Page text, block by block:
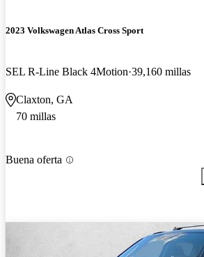
2023 Volkswagen Atlas Cross Sport
SEL R-Line Black 4Motion 39,160 millas
Claxton, GA
70 millas
Buena oferta